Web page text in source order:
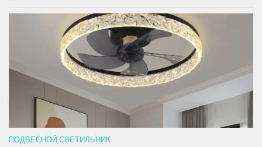
ПОДВЕСНОЙ СВЕТИЛЬНИК